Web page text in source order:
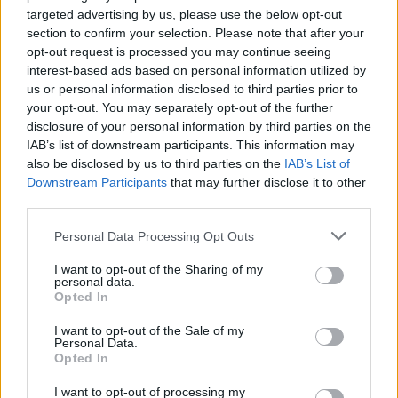
targeted advertising by us, please use the below opt-out
section to confirm your selection. Please note that after your
opt-out request is processed you may continue seeing
interest-based ads based on personal information utilized by
us or personal information disclosed to third parties prior to
your opt-out. You may separately opt-out of the further
disclosure of your personal information by third parties on the
IAB’s list of downstream participants. This information may
also be disclosed by us to third parties on the IAB’s List of
Downstream Participants that may further disclose it to other
Please note that this website/app uses one or more Google
not limited to your visit or usage behaviour. You may click to
grant or deny consent to Google and its third-party tags to
use your data for below specified purposes in below Google
consent section.
Personal Data Processing Opt Outs
I want to opt-out of the Sharing of my
personal data.
Opted In
I want to opt-out of the Sale of my
Personal Data.
Opted In
I want to opt-out of processing my
ammunition särskilt anpassad för skidskytte,
bland andra
Lapua,Eley,RWS,Norma ,SK , andFiocchi
Dessa matchpatroner är optimerade för:
tillförlitlig tändning i minusgrader
jämn utgångshastighet från skott till skott
minimal variation i kulsmörjning och
hylsdimensioner
Även om vanlig matchammunition också
presterar bra använder skidskyttespecifika
laddningar ofta mjukare smörjmedel och
noggrant balanserade krutladdningar för att
behålla prestandan i temperaturer ner mot –20